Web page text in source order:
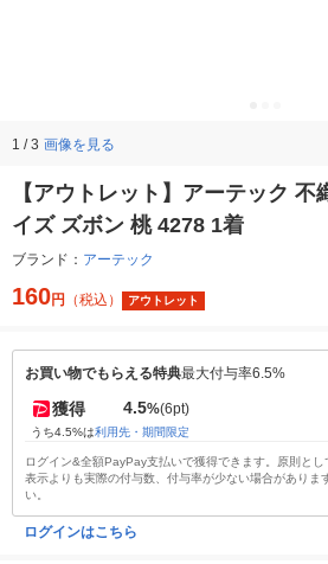
1 / 3 画像を見る
【アウトレット】アーテック
イズ ズボン 桃 4278 1着
ブランド： アーテック
160円 （税込） アウトレット
お買い物でもらえる特典最大付与率6.5%
獲得 4.5%(6pt)
うち4.5%は利用先・期間限定
ログイン&全額PayPay支払いで獲得できます。原則とし
表示よりも実際の付与数、付与率が少ない場合がありま
い。
ログインはこちら